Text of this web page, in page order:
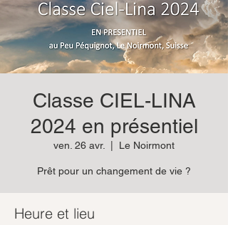
Classe CIEL-LINA
2024 en présentiel
ven. 26 avr. Le Noirmont
Prêt pour un changement de vie ?
Heure et lieu